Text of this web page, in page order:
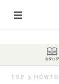
TOP HOWTO